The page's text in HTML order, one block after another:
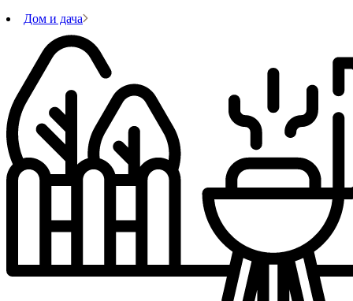
Дом и дача